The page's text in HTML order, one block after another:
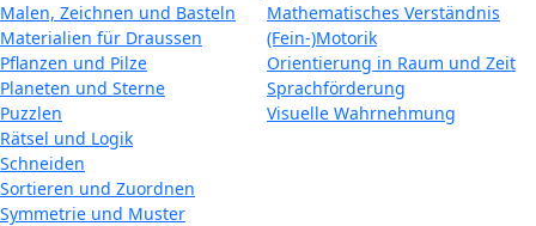
Malen, Zeichnen und Basteln
Materialien für Draussen
Pflanzen und Pilze
Planeten und Sterne
Puzzlen
Rätsel und Logik
Schneiden
Sortieren und Zuordnen
Symmetrie und Muster
Mathematisches Verständnis
(Fein-)Motorik
Orientierung in Raum und Zeit
Sprachförderung
Visuelle Wahrnehmung